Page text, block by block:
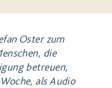
Oster zum
die
betreuen,
als Audio